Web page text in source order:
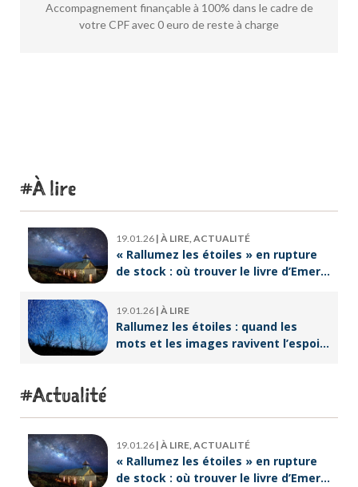
Accompagnement finançable à 100% dans le cadre de
votre CPF avec 0 euro de reste à charge
À lire
19.01.26 | À LIRE, ACTUALITÉ
« Rallumez les étoiles » en rupture
de stock : où trouver le livre d’Emeric
19.01.26 | À LIRE
Rallumez les étoiles : quand les
mots et les images ravivent l’espoir
Actualité
19.01.26 | À LIRE, ACTUALITÉ
« Rallumez les étoiles » en rupture
de stock : où trouver le livre d’Emeric